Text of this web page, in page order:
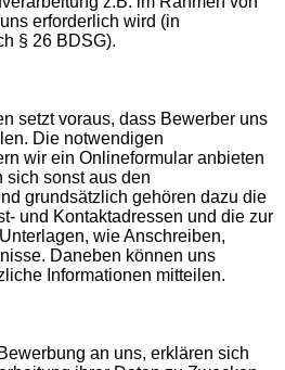
erforderlich wird (in
§ 26 BDSG).
setzt voraus, dass Bewerber uns
Die notwendigen
wir ein Onlineformular anbieten
sich sonst aus den
grundsätzlich gehören dazu die
und Kontaktadressen und die zur
wie Anschreiben,
Daneben können uns
Informationen mitteilen.
an uns, erklären sich